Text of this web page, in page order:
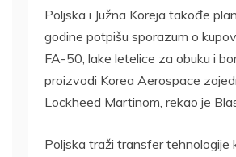
Poljska i Južna Koreja takođe
godine potpišu sporazum o
FA-50, lake letelice za obuku i
proizvodi Korea Aerospace
Lockheed Martinom, rekao je
Poljska traži transfer tehnologije